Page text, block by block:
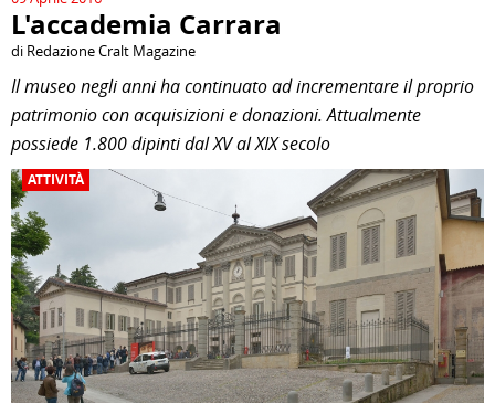
L'accademia Carrara
di Redazione Cralt Magazine
Il museo negli anni ha continuato ad incrementare il proprio
patrimonio con acquisizioni e donazioni. Attualmente
possiede 1.800 dipinti dal XV al XIX secolo
ATTIVITÀ